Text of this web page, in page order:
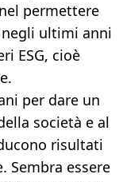
permettere
negli ultimi anni
ESG, cioè
per dare un
società e al
risultati
Sembra essere